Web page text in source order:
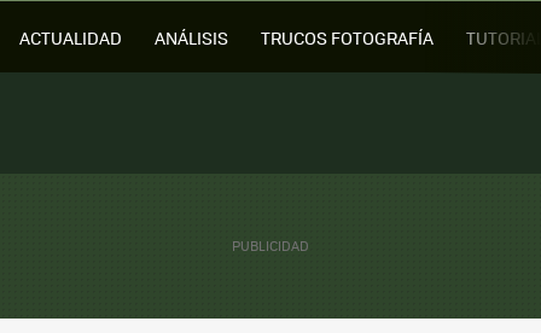
ACTUALIDAD ANÁLISIS TRUCOS FOTOGRAFÍA